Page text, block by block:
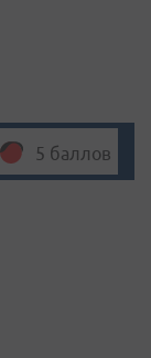
5 баллов